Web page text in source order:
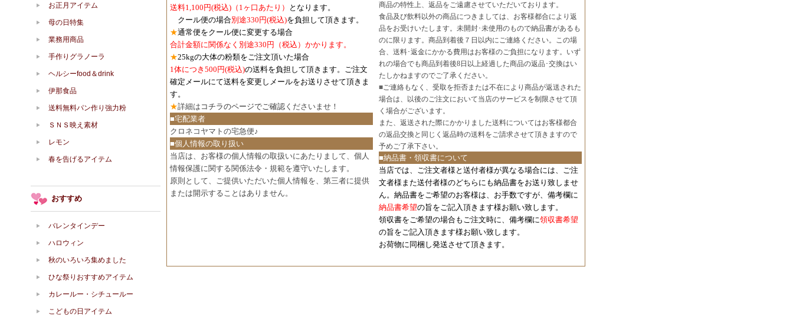
送料1,100円(税込) （1ヶ口あたり）
となります。
クール便の場合別途330円(税込)を負担して頂きます。
★通常便をクール便に変更する場合
合計金額に関係なく別途330円（税込）かかります。
★25kgの大体の粉類をご注文頂いた場合
1体につき500円(税込)の送料を負担して頂きます。ご注文
確定メールにて送料を変更しメールをお送りさせて頂きま
す。
★詳細は コチラのページでご確認 くださいませ！
■宅配業者
クロネコヤマトの宅急便♪
■個人情報の取り扱い
当店は、お客様の個人情報の取扱いにあたりまして、個人
情報保護に関する関係法令・規範を遵守いたします。
原則として、ご提供いただいた個人情報を、第三者に提供
または開示することはありません。
商品の特性上、返品をご遠慮させていただいております。
食品及び飲料以外の商品につきましては、お客様都合により返
品をお受けいたします。未開封･未使用のもので納品書があるも
のに限ります。商品到着後７日以内にご連絡ください。この場
合、送料･返金にかかる費用はお客様のご負担になります。いず
れの場合でも商品到着後8日以上経過した商品の返品･交換はい
たしかねますのでご了承ください。
■ご連絡もなく、受取を拒否または不在により商品が返送された
場合は、以後のご注文において当店のサービスを制限させて頂
く場合がございます。
また、返送された際にかかりました送料についてはお客様都合
の返品交換と同じく返品時の送料をご請求させて頂きますので
予めご了承下さい。
■納品書・領収書について
当店では、ご注文者様と送付者様が異なる場合には、 ご注
文者様また送付者様のどちらにも納品書をお送り致しませ
ん。納品書をご希望のお客様は、お手数ですが、備考欄に
納品書希望の旨をご記入頂きます様お願い致します。
領収書をご希望の場合もご注文時に、備考欄に領収書希望
の旨をご記入頂きます様お願い致します。
お荷物に同梱し発送させて頂きます。
お正月アイテム
母の日特集
業務用商品
手作りグラノーラ
ヘルシーfood＆drink
伊那食品
送料無料パン作り強力粉
ＳＮＳ映え素材
レモン
春を告げるアイテム
おすすめ
バレンタインデー
ハロウィン
秋のいろいろ集めました
ひな祭りおすすめアイテム
カレールー・シチュールー
こどもの日アイテム